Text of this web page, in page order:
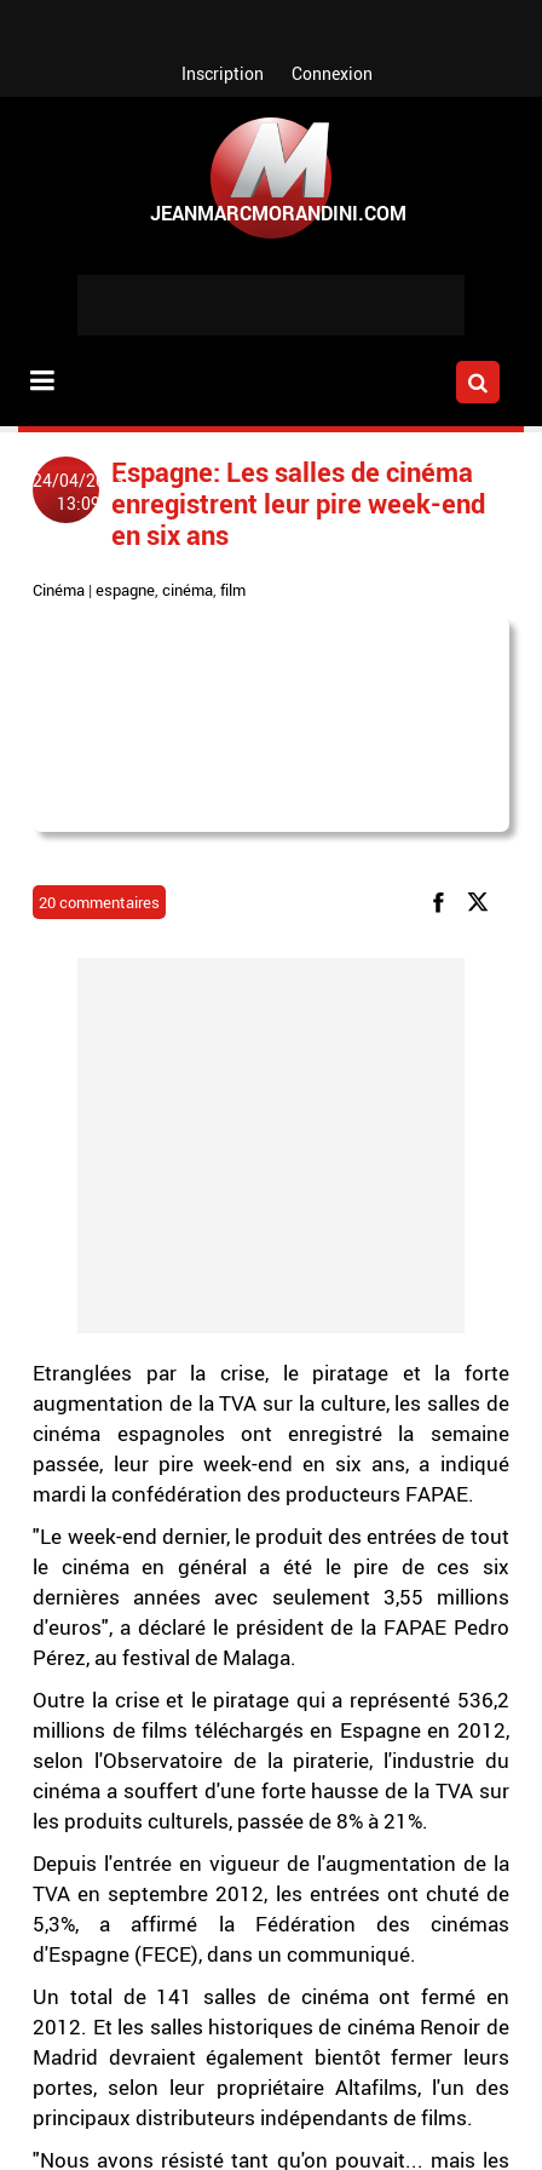
Inscription Connexion
24/04/2013
13:09
Espagne: Les salles de cinéma
enregistrent leur pire week-end
en six ans
Cinéma |espagne,cinéma,film
20 commentaires
Etranglées par la crise, le piratage et la forte
augmentation de la TVA sur la culture, les salles de
cinéma espagnoles ont enregistré la semaine
passée, leur pire week-end en six ans, a indiqué
mardi la confédération des producteurs FAPAE.
"Le week-end dernier, le produit des entrées de tout
le cinéma en général a été le pire de ces six
dernières années avec seulement 3,55 millions
d'euros", a déclaré le président de la FAPAE Pedro
Pérez, au festival de Malaga.
Outre la crise et le piratage qui a représenté 536,2
millions de films téléchargés en Espagne en 2012,
selon l'Observatoire de la piraterie, l'industrie du
cinéma a souffert d'une forte hausse de la TVA sur
les produits culturels, passée de 8% à 21%.
Depuis l'entrée en vigueur de l'augmentation de la
TVA en septembre 2012, les entrées ont chuté de
5,3%, a affirmé la Fédération des cinémas
d'Espagne (FECE), dans un communiqué.
Un total de 141 salles de cinéma ont fermé en
2012. Et les salles historiques de cinéma Renoir de
Madrid devraient également bientôt fermer leurs
portes, selon leur propriétaire Altafilms, l'un des
principaux distributeurs indépendants de films.
"Nous avons résisté tant qu'on pouvait... mais les